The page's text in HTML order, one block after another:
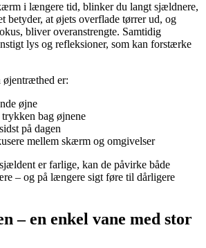
i længere tid, blinker du langt sjældnere,
betyder, at øjets overflade tørrer ud, og
bliver overanstrengte. Samtidig
lys og refleksioner, som kan forstærke
øjentræthed er:
øjne
bag øjnene
på dagen
mellem skærm og omgivelser
er farlige, kan de påvirke både
– og på længere sigt føre til dårligere
– en enkel vane med stor